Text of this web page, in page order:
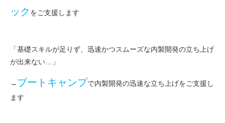
ック をご支援します
「基礎スキルが足りず、迅速かつスムーズな内製開発の立ち上げ
が出来ない…」
→ ブートキャンプで内製開発の迅速な立ち上げをご支援し
ます